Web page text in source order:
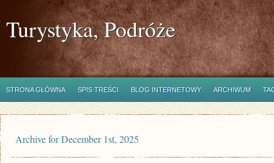
Turystyka, Podróże
STRONA GŁÓWNA SPIS TREŚCI BLOG INTERNETOWY ARCHIWUM
Archive for December 1st, 2025